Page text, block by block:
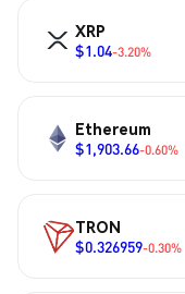
XRP
$1.04-3.20%
Ethereum
$1,903.66-0.60%
TRON
$0.326959-0.30%